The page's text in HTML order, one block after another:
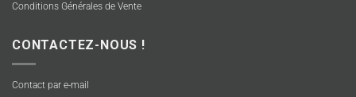
Conditions Générales de Vente
CONTACTEZ-NOUS !
Contact par e-mail